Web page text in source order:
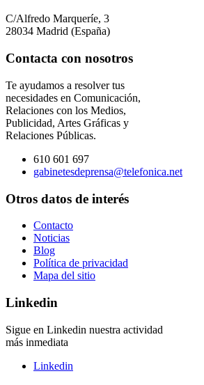
C/Alfredo Marqueríe, 3
28034 Madrid (España)
Contacta con nosotros
Te ayudamos a resolver tus
necesidades en Comunicación,
Relaciones con los Medios,
Publicidad, Artes Gráficas y
Relaciones Públicas.
610 601 697
gabinetesdeprensa@telefonica.net
Otros datos de interés
Contacto
Noticias
Blog
Política de privacidad
Mapa del sitio
Linkedin
Sigue en Linkedin nuestra actividad
más inmediata
Linkedin